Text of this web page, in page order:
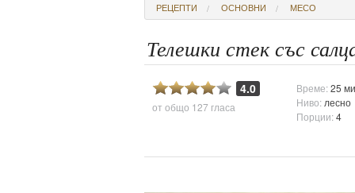
РЕЦЕПТИ ОСНОВНИ МЕСО
Телешки стек със
4.0
от общо 127 гласа
Време:25
Ниво: лесно
Порции:4